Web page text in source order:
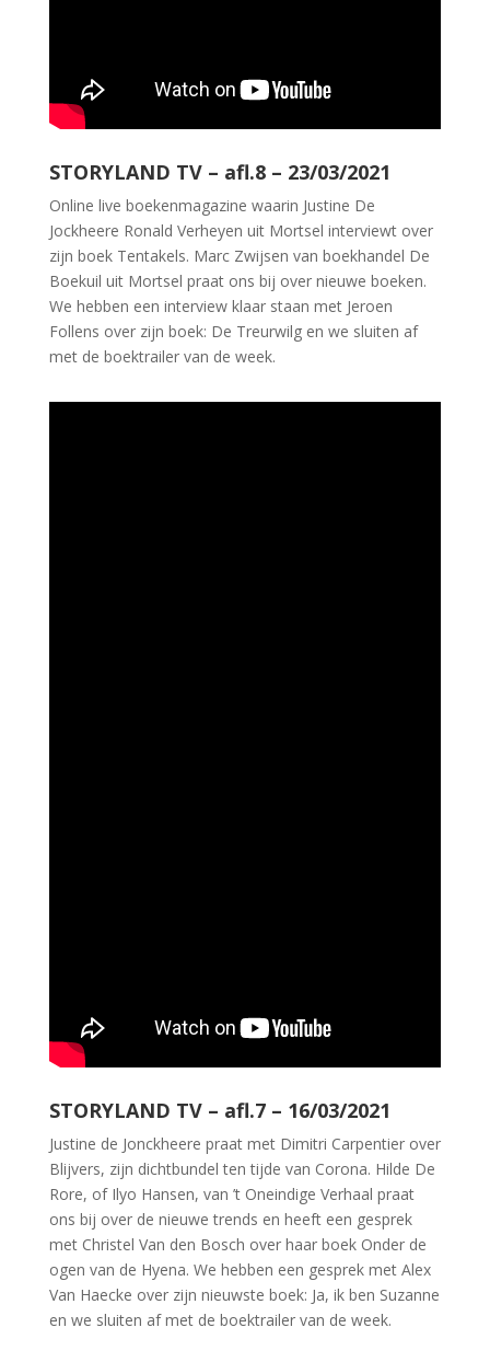
STORYLAND TV – afl.8 – 23/03/2021
Online live boekenmagazine waarin Justine De
Jockheere Ronald Verheyen uit Mortsel interviewt over
zijn boek Tentakels. Marc Zwijsen van boekhandel De
Boekuil uit Mortsel praat ons bij over nieuwe boeken.
We hebben een interview klaar staan met Jeroen
Follens over zijn boek: De Treurwilg en we sluiten af
met de boektrailer van de week.
STORYLAND TV – afl.7 – 16/03/2021
Justine de Jonckheere praat met Dimitri Carpentier over
Blijvers, zijn dichtbundel ten tijde van Corona. Hilde De
Rore, of Ilyo Hansen, van ’t Oneindige Verhaal praat
ons bij over de nieuwe trends en heeft een gesprek
met Christel Van den Bosch over haar boek Onder de
ogen van de Hyena. We hebben een gesprek met Alex
Van Haecke over zijn nieuwste boek: Ja, ik ben Suzanne
en we sluiten af met de boektrailer van de week.